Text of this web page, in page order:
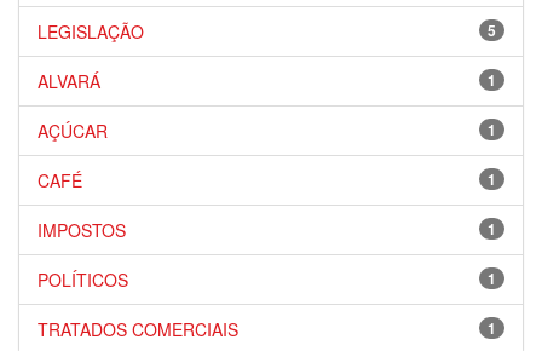
5
LEGISLAÇÃO
1
ALVARÁ
1
AÇÚCAR
1
CAFÉ
1
IMPOSTOS
1
POLÍTICOS
1
TRATADOS COMERCIAIS